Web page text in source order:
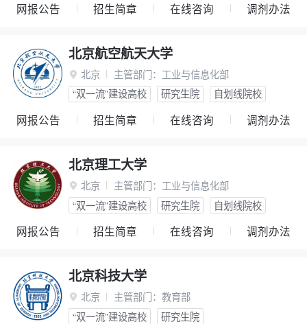
网报公告 招生简章 在线咨询 调剂办法
北京航空航天大学
 北京 主管部门： 工业与信息化部
“双一流”建设高校
研究生院 自划线院校
网报公告 招生简章 在线咨询 调剂办法
北京理工大学
 北京 主管部门： 工业与信息化部
“双一流”建设高校
研究生院 自划线院校
网报公告 招生简章 在线咨询 调剂办法
北京科技大学
 北京 主管部门： 教育部
“双一流”建设高校
研究生院